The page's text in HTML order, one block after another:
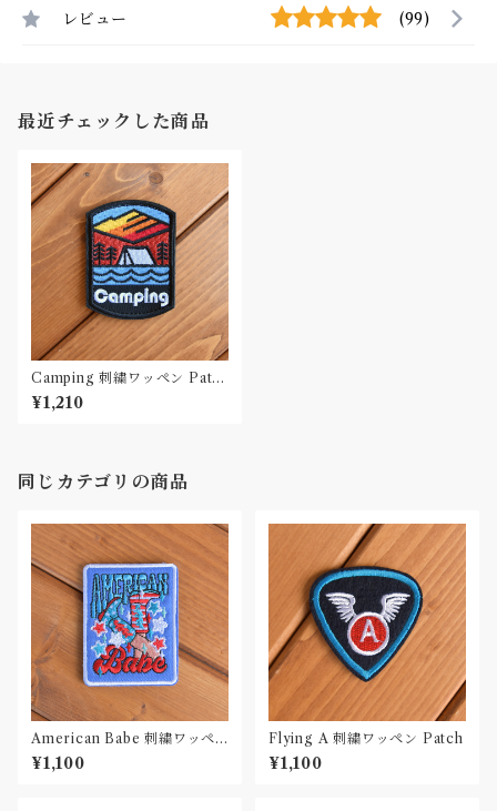
レビュー (99)
最近チェックした商品
Camping 刺繍ワッペン Patc
h
¥1,210
同じカテゴリの商品
American Babe 刺繍ワッペ
ン Patch
¥1,100
Flying A 刺繍ワッペン Patch
¥1,100